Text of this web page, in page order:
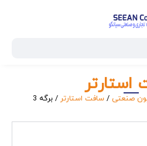
استارتر
صنعتی /سافت استارتر / برگه 3